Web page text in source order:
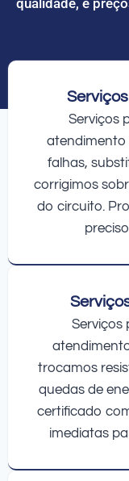
Serviços
atendimento
falhas,
corrigimos
do circuito.
Serviços
trocamos
quedas de
certificado
imediatas